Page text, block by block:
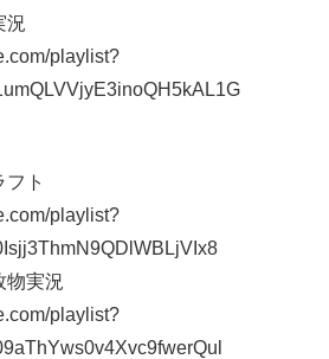
況
playlist?
ト
playlist?
物実況
playlist?